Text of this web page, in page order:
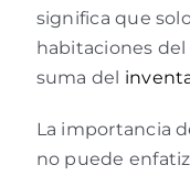
significa que
habitaciones
suma del
La importancia
no puede